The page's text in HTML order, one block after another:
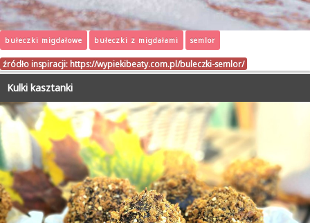
bułeczki migdałowe bułeczki z migdałami semlor
źródło inspiracji: https://wypiekibeaty.com.pl/buleczki-semlor/
Kulki kasztanki